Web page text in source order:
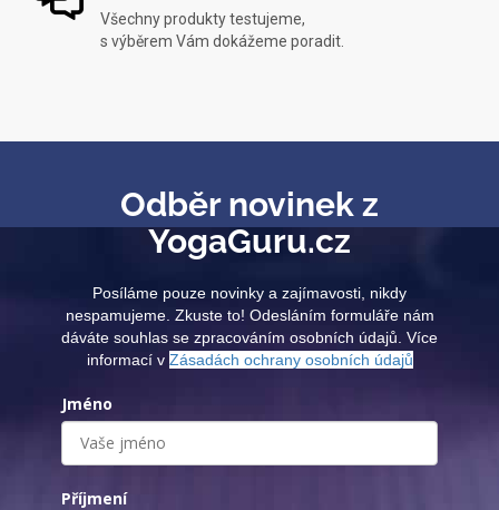
Všechny produkty testujeme,
s výběrem Vám dokážeme poradit.
Odběr novinek z
YogaGuru.cz
Posíláme pouze novinky a zajímavosti, nikdy
nespamujeme. Zkuste to! Odesláním formuláře nám
dáváte souhlas se zpracováním osobních údajů. Více
informací v Zásadách ochrany osobních údajů
Jméno
Příjmení